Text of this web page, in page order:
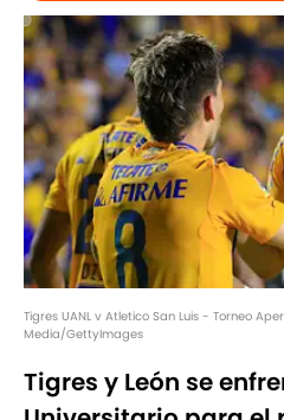
Tigres UANL v Atletico San Luis - Torneo
Media/GettyImages
Tigres y León se